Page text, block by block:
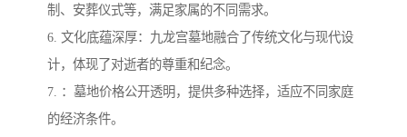
制、安葬仪式等，满足家属的不同需求。
6. 文化底蕴深厚：九龙宫墓地融合了传统文化与现代设
计，体现了对逝者的尊重和纪念。
7. ：墓地价格公开透明，提供多种选择，适应不同家庭
的经济条件。